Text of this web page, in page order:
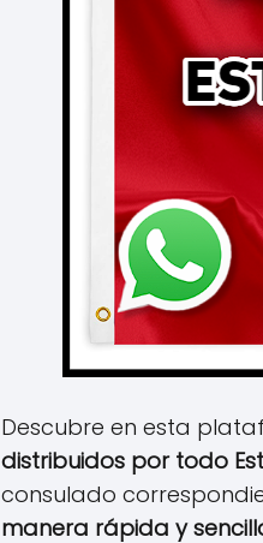
Descubre en esta
distribuidos por todo
consulado
manera rápida y